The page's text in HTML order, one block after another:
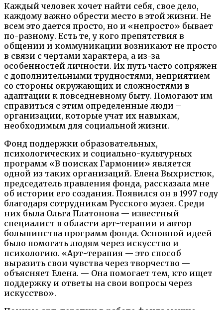
Каждый человек хочет найти себя, свое дело,
каждому важно обрести место в этой жизни. Не
всем это дается просто, но и «непросто» бывает
по-разному. Есть те, у кого препятствия в
общении и коммуникации возникают не просто
в связи с чертами характера, а из-за
особенностей личности. Их путь часто сопряжен
с дополнительными трудностями, неприятием
со стороны окружающих и сложностями в
адаптации к повседневному быту. Помогают им
справиться с этим определенные люди –
организации, которые учат их навыкам,
необходимым для социальной жизни.
Фонд поддержки образовательных,
психологических и социально-культурных
программ «В поисках Гармонии» является
одной из таких организаций. Елена Выхристюк,
председатель правления фонда, рассказала мне
об истории его создания. Появился он в 1997 году
благодаря сотрудникам Русского музея. Среди
них была Ольга Платонова — известный
специалист в области арт-терапии и автор
большинства программ фонда. Основной идеей
было помогать людям через искусство и
психологию. «Арт-терапия — это способ
выразить свои чувства через творчество —
объясняет Елена. — Она помогает тем, кто ищет
поддержку и ответы на свои вопросы через
искусство».